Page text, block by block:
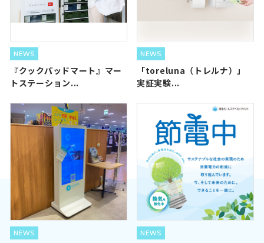
NEWS
『クックパッドマート』マー
トステーション...
NEWS
「toreluna（トレルナ）」
実証実験...
NEWS NEWS